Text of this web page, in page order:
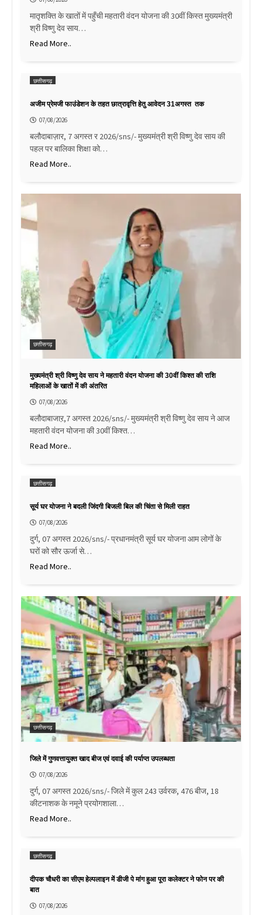
मातृशक्ति के खातों में पहुँची महतारी वंदन योजना की 30वीं किस्त मुख्यमंत्री
श्री विष्णु देव साय…
Read More..
छत्तीसगढ़
अजीम प्रेमजी फाउंडेशन के तहत छात्रावृत्ति हेतु आवेदन 31अगस्त तक
07/08/2026
बलौदाबाज़ार, 7 अगस्त र 2026/sns/- मुख्यमंत्री श्री विष्णु देव साय की
पहल पर बालिका शिक्षा को…
Read More..
छत्तीसगढ़
मुख्यमंत्री श्री विष्णु देव साय ने महतारी वंदन योजना की 30वीं किश्त की राशि
महिलाओं के खातों में की अंतरित
07/08/2026
बलौदाबाजाऱ,7 अगस्त 2026/sns/- मुख्यमंत्री श्री विष्णु देव साय ने आज
महतारी वंदन योजना की 30वीं किश्त…
Read More..
छत्तीसगढ़
सूर्य घर योजना ने बदली जिंदगी बिजली बिल की चिंता से मिली राहत
07/08/2026
दुर्ग, 07 अगस्त 2026/sns/- प्रधानमंत्री सूर्य घर योजना आम लोगों के
घरों को सौर ऊर्जा से…
Read More..
छत्तीसगढ़
जिले में गुणवत्तायुक्त खाद बीज एवं दवाई की पर्याप्त उपलब्धता
07/08/2026
दुर्ग, 07 अगस्त 2026/sns/- जिले में कुल 243 उर्वरक, 476 बीज, 18
कीटनाशक के नमूने प्रयोगशाला…
Read More..
छत्तीसगढ़
दीपक चौधरी का सीएम हेल्पलाइन में डीजी पे मांग हुआ पूरा कलेक्टर ने फोन पर की
बात
07/08/2026